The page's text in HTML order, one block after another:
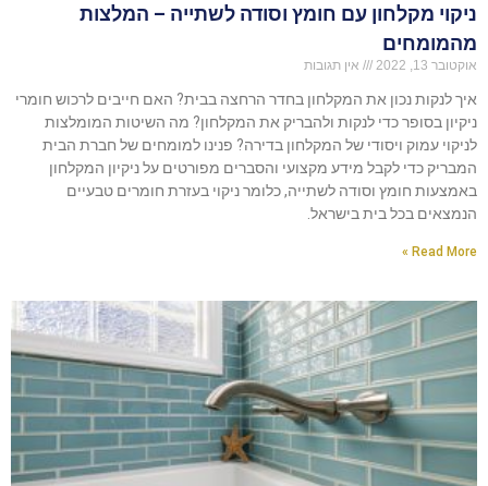
ניקוי מקלחון עם חומץ וסודה לשתייה – המלצות
מהמומחים
אוקטובר 13, 2022 אין תגובות
איך לנקות נכון את המקלחון בחדר הרחצה בבית? האם חייבים לרכוש חומרי
ניקיון בסופר כדי לנקות ולהבריק את המקלחון? מה השיטות המומלצות
לניקוי עמוק ויסודי של המקלחון בדירה? פנינו למומחים של חברת הבית
המבריק כדי לקבל מידע מקצועי והסברים מפורטים על ניקיון המקלחון
באמצעות חומץ וסודה לשתייה, כלומר ניקוי בעזרת חומרים טבעיים
הנמצאים בכל בית בישראל.
Read More »